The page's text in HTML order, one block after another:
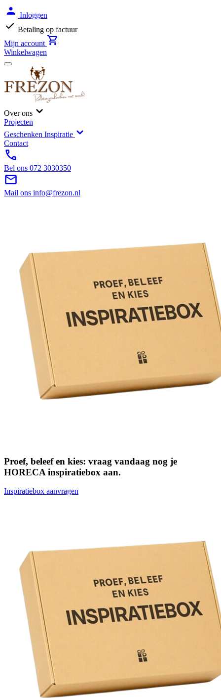
Inloggen
Betaling op factuur
Mijn account
Winkelwagen
Over ons
Projecten
Geschenken Inspiratie
Contact
Bel ons 072 3030350
Mail ons info@frezon.nl
Proef, beleef en kies: vraag vandaag nog je
HORECA inspiratiebox aan.
Inspiratiebox aanvragen